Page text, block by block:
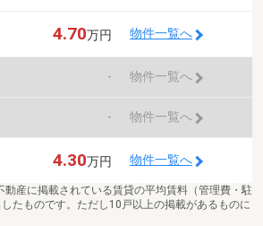
4.70万円 物件一覧へ
- 物件一覧へ
- 物件一覧へ
4.30万円 物件一覧へ
産に掲載されている賃貸の平均賃料（管理費・駐
たものです。ただし10戸以上の掲載があるものに